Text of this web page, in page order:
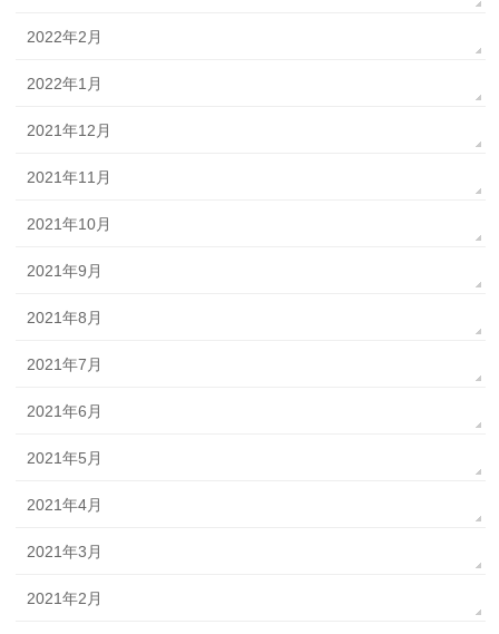
2022年2月
2022年1月
2021年12月
2021年11月
2021年10月
2021年9月
2021年8月
2021年7月
2021年6月
2021年5月
2021年4月
2021年3月
2021年2月